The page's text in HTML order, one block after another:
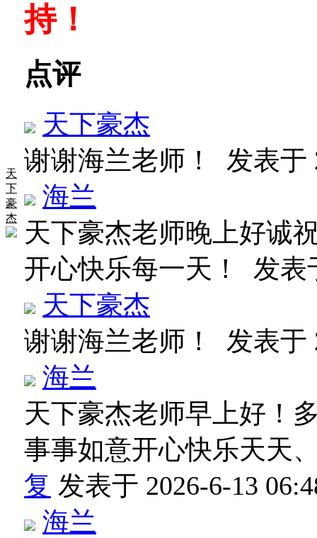
天
下
豪
杰
持！
点评
天下豪杰
谢谢海兰老师！ 发表于
海兰
天下豪杰老师晚上好诚
开心快乐每一天！ 发表
天下豪杰
谢谢海兰老师！ 发表于
海兰
天下豪杰老师早上好！
事事如意开心快乐天天
复 发表于 2026-6-13
海兰